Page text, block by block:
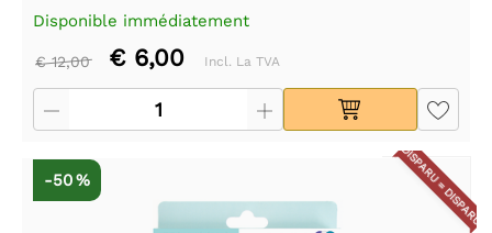
Disponible immédiatement
€ 12,00 € 6,00 Incl. La TVA
DISPARU = DISPARU
-50 %